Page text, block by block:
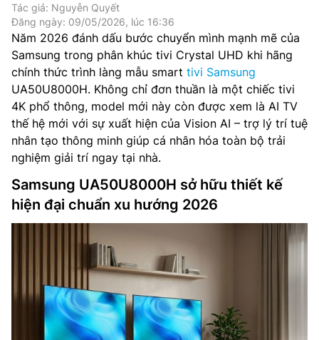
Tác giả: Nguyễn Quyết
Đăng ngày: 09/05/2026, lúc 16:36
Năm 2026 đánh dấu bước chuyển mình mạnh mẽ của
Samsung trong phân khúc tivi Crystal UHD khi hãng
chính thức trình làng mẫu smart tivi Samsung
UA50U8000H. Không chỉ đơn thuần là một chiếc tivi
4K phổ thông, model mới này còn được xem là AI TV
thế hệ mới với sự xuất hiện của Vision AI – trợ lý trí tuệ
nhân tạo thông minh giúp cá nhân hóa toàn bộ trải
nghiệm giải trí ngay tại nhà.
Samsung UA50U8000H sở hữu thiết kế
hiện đại chuẩn xu hướng 2026